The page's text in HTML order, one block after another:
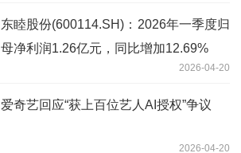
东睦股份(600114.SH)：2026年一季度归
母净利润1.26亿元，同比增加12.69%
2026-04-20
爱奇艺回应“获上百位艺人AI授权”争议
2026-04-20